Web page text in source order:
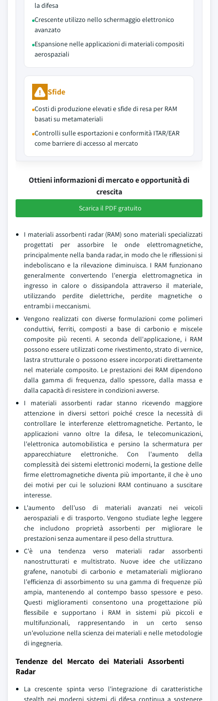
la difesa
Crescente utilizzo nello schermaggio elettronico
avanzato
Espansione nelle applicazioni di materiali compositi
aerospaziali
Sfide
Costi di produzione elevati e sfide di resa per RAM
basati su metamateriali
Controlli sulle esportazioni e conformità ITAR/EAR
come barriere di accesso al mercato
Ottieni informazioni di mercato e opportunità di
crescita
Scarica il PDF gratuito
I materiali assorbenti radar (RAM) sono materiali specializzati
progettati per assorbire le onde elettromagnetiche,
principalmente nella banda radar, in modo che le riflessioni si
indeboliscano e la rilevazione diminuisca. I RAM funzionano
generalmente convertendo l'energia elettromagnetica in
ingresso in calore o dissipandola attraverso il materiale,
utilizzando perdite dielettriche, perdite magnetiche o
entrambi i meccanismi.
Vengono realizzati con diverse formulazioni come polimeri
conduttivi, ferriti, composti a base di carbonio e miscele
composite più recenti. A seconda dell'applicazione, i RAM
possono essere utilizzati come rivestimento, strato di vernice,
lastra strutturale o possono essere incorporati direttamente
nel materiale composito. Le prestazioni dei RAM dipendono
dalla gamma di frequenza, dallo spessore, dalla massa e
dalla capacità di resistere in condizioni avverse.
I materiali assorbenti radar stanno ricevendo maggiore
attenzione in diversi settori poiché cresce la necessità di
controllare le interferenze elettromagnetiche. Pertanto, le
applicazioni vanno oltre la difesa, le telecomunicazioni,
l'elettronica automobilistica e persino la schermatura per
apparecchiature elettroniche. Con l'aumento della
complessità dei sistemi elettronici moderni, la gestione delle
firme elettromagnetiche diventa più importante, il che è uno
dei motivi per cui le soluzioni RAM continuano a suscitare
interesse.
L'aumento dell'uso di materiali avanzati nei veicoli
aerospaziali e di trasporto. Vengono studiate leghe leggere
che includono proprietà assorbenti per migliorare le
prestazioni senza aumentare il peso della struttura.
C'è una tendenza verso materiali radar assorbenti
nanostrutturati e multistrato. Nuove idee che utilizzano
grafene, nanotubi di carbonio e metamateriali migliorano
l'efficienza di assorbimento su una gamma di frequenze più
ampia, mantenendo al contempo basso spessore e peso.
Questi miglioramenti consentono una progettazione più
flessibile e supportano i RAM in sistemi più piccoli e
multifunzionali, rappresentando in un certo senso
un'evoluzione nella scienza dei materiali e nelle metodologie
di ingegneria.
Tendenze del Mercato dei Materiali Assorbenti
Radar
La crescente spinta verso l'integrazione di caratteristiche
stealth nei moderni sistemi di difesa continua a sostenere